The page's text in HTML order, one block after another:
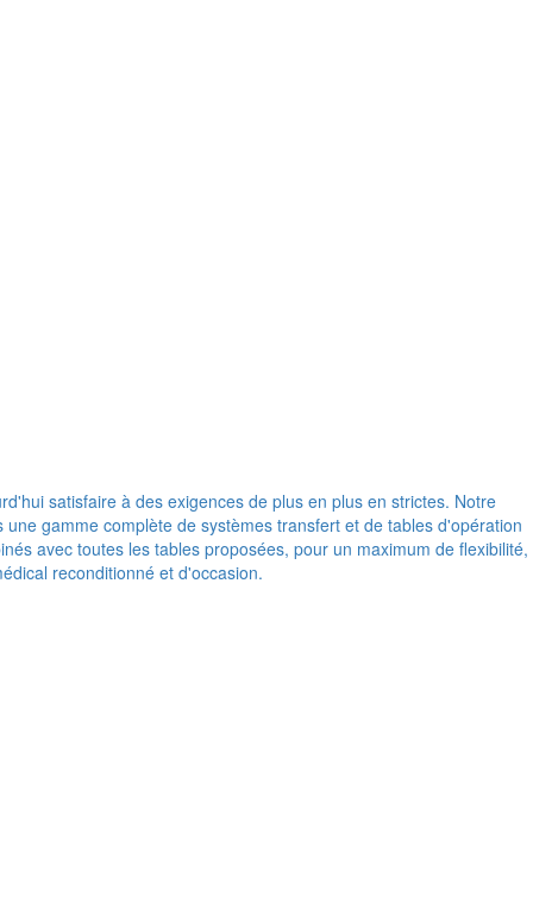
satisfaire à des exigences de plus en plus en strictes. Notre
gamme complète de systèmes transfert et de tables d'opération
avec toutes les tables proposées, pour un maximum de flexibilité,
reconditionné et d'occasion.